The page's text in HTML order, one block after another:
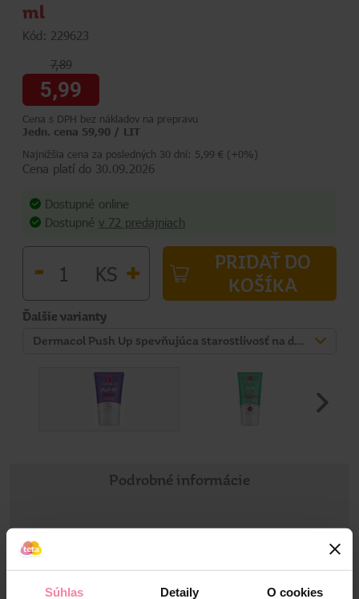
Súhlas Detaily O cookies
ml
Kód: 229623
7,89
5,99
Cena s DPH bez nákladov na prepravu
Jedn. cena 59,90 / LIT
Najnižšia cena za posledných 30 dní: 5,99 € (+0%)
Cena platí do 30.09.2026
Dostupné online
Dostupné v 72 predajniach
- KS +
PRIDAŤ DO
KOŠÍKA
Ďalšie varianty
Dermacol Push Up spevňujúca starostlivosť na dekolt a poprsie 100 ml
Podrobné informácie
Informácie o výrobku
Prípravok na na spevnenie pokožky pŕs a dekoltu. Bohatá
receptúra s extraktom z morských rias a komplexom